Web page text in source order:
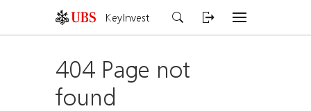
KeyInvest
404 Page not
found